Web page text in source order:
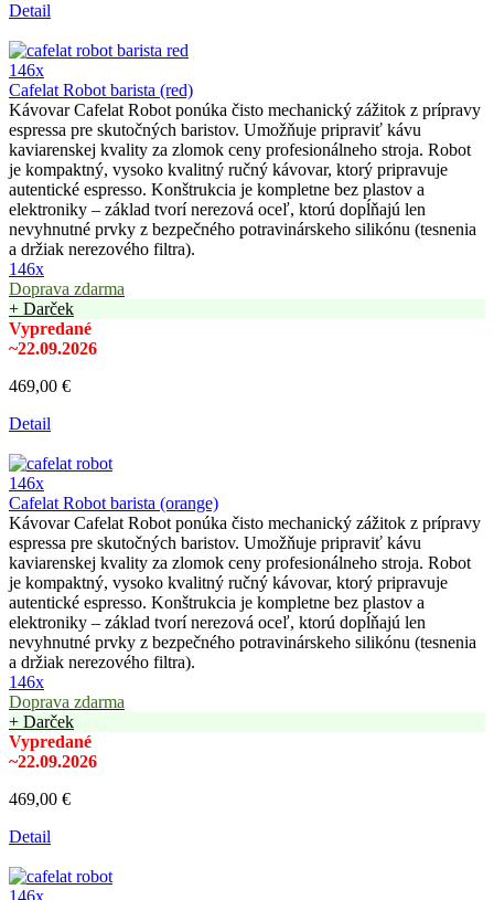
Detail
146x
Cafelat Robot barista (red)
Kávovar Cafelat Robot ponúka čisto mechanický zážitok z prípravy
espressa pre skutočných baristov. Umožňuje pripraviť kávu
kaviarenskej kvality za zlomok ceny profesionálneho stroja. Robot
je kompaktný, vysoko kvalitný ručný kávovar, ktorý pripravuje
autentické espresso. Konštrukcia je kompletne bez plastov a
elektroniky – základ tvorí nerezová oceľ, ktorú dopĺňajú len
nevyhnutné prvky z bezpečného potravinárskeho silikónu (tesnenia
a držiak nerezového filtra).
146x
Doprava zdarma
+ Darček
Vypredané
~22.09.2026
469,00 €
Detail
146x
Cafelat Robot barista (orange)
Kávovar Cafelat Robot ponúka čisto mechanický zážitok z prípravy
espressa pre skutočných baristov. Umožňuje pripraviť kávu
kaviarenskej kvality za zlomok ceny profesionálneho stroja. Robot
je kompaktný, vysoko kvalitný ručný kávovar, ktorý pripravuje
autentické espresso. Konštrukcia je kompletne bez plastov a
elektroniky – základ tvorí nerezová oceľ, ktorú dopĺňajú len
nevyhnutné prvky z bezpečného potravinárskeho silikónu (tesnenia
a držiak nerezového filtra).
146x
Doprava zdarma
+ Darček
Vypredané
~22.09.2026
469,00 €
Detail